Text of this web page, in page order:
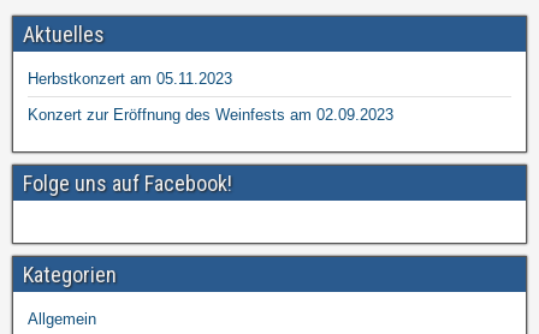
e
b
o
o
k
er n
Aktuelles
Herbstkonzert am 05.11.2023
Konzert zur Eröffnung des Weinfests am 02.09.2023
Folge uns auf Facebook!
Kategorien
Allgemein